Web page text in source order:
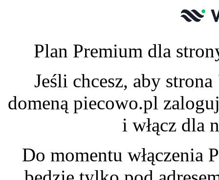
Plan Premium dla
Jeśli chcesz, aby
domeną piecowo.pl
i włącz dla
Do momentu włączenia